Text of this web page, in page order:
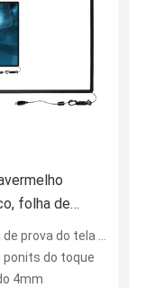
folha de
IR de 10
do tela táctil do IR
ponits do toque
4mm